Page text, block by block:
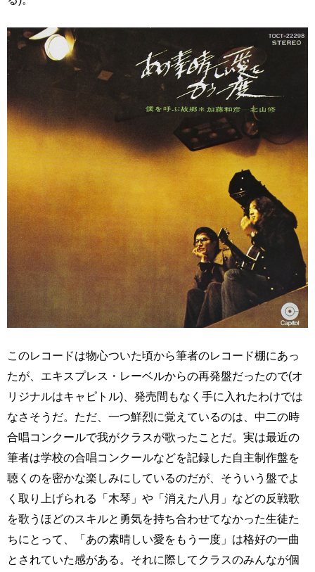
このレコードは物心ついた頃から筆者のレコード棚にあっ
たが、エキスプレス・レーベルからの再発盤だったので(オ
リジナルはキャピトル)、発売間もなく手に入れたわけでは
なさそうだ。ただ、一つ鮮烈に覚えているのは、中二の時
合唱コンクールで我がクラスが歌ったことだ。実は最近の
筆者は学校の合唱コンクールなどを記録した自主制作盤を
聴くのを密かな楽しみにしているのだが、そういう盤でよ
く取り上げられる「木琴」や「消えた八月」などの反戦歌
を歌うほどのスキルと勇気を持ち合わせてなかった生徒た
ちにとって、「あの素晴しい愛をもう一度」は格好の一曲
とされていた感がある。それに際してクラスのみんなが個